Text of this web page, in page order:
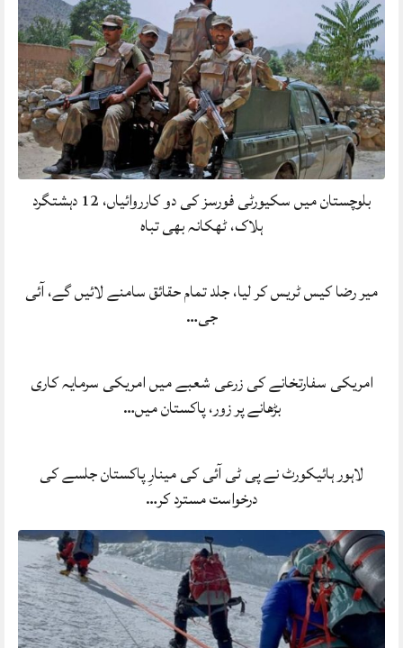
بلوچستان میں سکیورٹی فورسز کی دو کارروائیاں، 12 دہشتگرد
ہلاک، ٹھکانہ بھی تباہ
میر رضا کیس ٹریس کر لیا، جلد تمام حقائق سامنے لائیں گے، آئی
جی…
امریکی سفارتخانے کی زرعی شعبے میں امریکی سرمایہ کاری
بڑھانے پر زور، پاکستان میں…
لاہور ہائیکورٹ نے پی ٹی آئی کی مینارِ پاکستان جلسے کی
درخواست مسترد کر…